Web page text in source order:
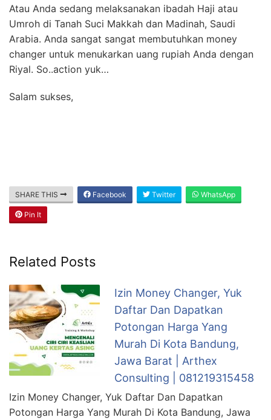
Atau Anda sedang melaksanakan ibadah Haji atau
Umroh di Tanah Suci Makkah dan Madinah, Saudi
Arabia. Anda sangat sangat membutuhkan money
changer untuk menukarkan uang rupiah Anda dengan
Riyal. So..action yuk…
Salam sukses,
SHARE THIS Facebook Twitter WhatsApp
Pin It
Related Posts
Izin Money Changer, Yuk
Daftar Dan Dapatkan
Potongan Harga Yang
Murah Di Kota Bandung,
Jawa Barat | Arthex
Consulting | 081219315458
Izin Money Changer, Yuk Daftar Dan Dapatkan
Potongan Harga Yang Murah Di Kota Bandung, Jawa